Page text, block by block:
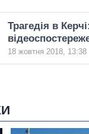
Трагедія в
18 жовтня 2018, 13:38